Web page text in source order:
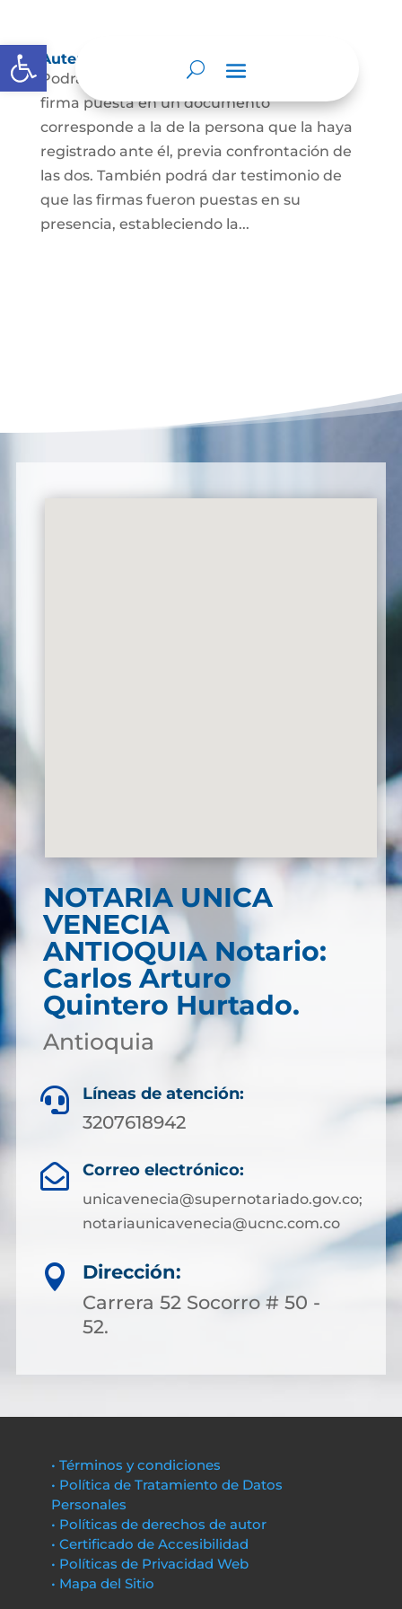
Abrir barra de herramientas
Autenticación de Firma
Podrá dar testimonio escrito de que la
firma puesta en un documento
corresponde a la de la persona que la haya
registrado ante él, previa confrontación de
las dos. También podrá dar testimonio de
que las firmas fueron puestas en su
presencia, estableciendo la...
NOTARIA UNICA
VENECIA
ANTIOQUIA Notario:
Carlos Arturo
Quintero Hurtado.
Antioquia
 Líneas de atención:
3207618942
 Correo electrónico:
unicavenecia@supernotariado.gov.co;
notariaunicavenecia@ucnc.com.co

Dirección:
Carrera 52 Socorro # 50 -
52.
• Términos y condiciones
• Política de Tratamiento de Datos
Personales
• Políticas de derechos de autor
• Certificado de Accesibilidad
• Políticas de Privacidad Web
• Mapa del Sitio